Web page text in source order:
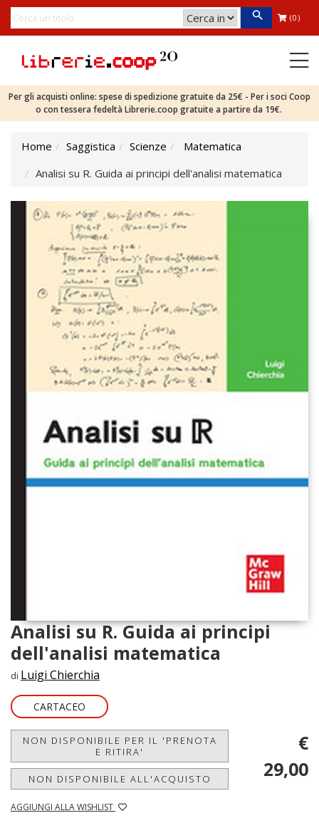
(0)
Per gli acquisti online: spese di spedizione gratuite da 25€ - Per i soci Coop
o con tessera fedeltà Librerie.coop gratuite a partire da 19€.
Home Saggistica Scienze
Matematica
Analisi su R. Guida ai principi dell'analisi matematica
Analisi su R. Guida ai principi
dell'analisi matematica
di Luigi Chierchia
CARTACEO
NON DISPONIBILE PER IL 'PRENOTA
E RITIRA'
NON DISPONIBILE ALL'ACQUISTO
AGGIUNGI ALLA WISHLIST
€
29,00